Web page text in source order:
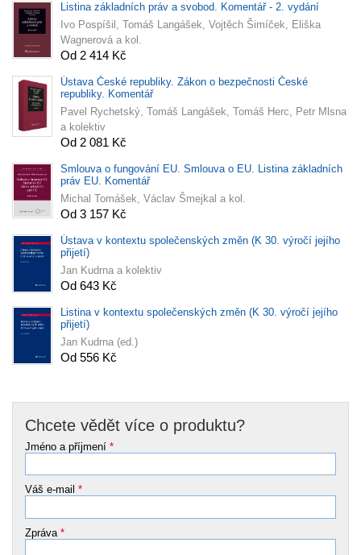
Listina základních práv a svobod. Komentář - 2. vydání
Ivo Pospíšil, Tomáš Langášek, Vojtěch Šimíček, Eliška
Wagnerová a kol.
Od 2 414 Kč
Ústava České republiky. Zákon o bezpečnosti České
republiky. Komentář
Pavel Rychetský, Tomáš Langášek, Tomáš Herc, Petr Mlsna
a kolektiv
Od 2 081 Kč
Smlouva o fungování EU. Smlouva o EU. Listina základních
práv EU. Komentář
Michal Tomášek, Václav Šmejkal a kol.
Od 3 157 Kč
Ústava v kontextu společenských změn (K 30. výročí jejího
přijetí)
Jan Kudrna a kolektiv
Od 643 Kč
Listina v kontextu společenských změn (K 30. výročí jejího
přijetí)
Jan Kudrna (ed.)
Od 556 Kč
Chcete vědět více o produktu?
Jméno a příjmení *
Váš e-mail *
Zpráva *